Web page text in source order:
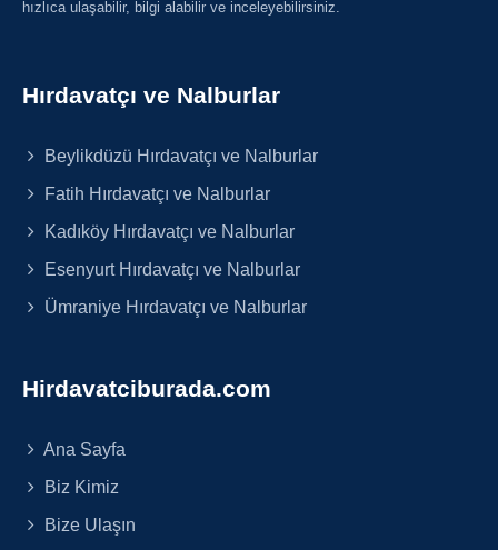
hızlıca ulaşabilir, bilgi alabilir ve inceleyebilirsiniz.
Hırdavatçı ve Nalburlar
Beylikdüzü Hırdavatçı ve Nalburlar
Fatih Hırdavatçı ve Nalburlar
Kadıköy Hırdavatçı ve Nalburlar
Esenyurt Hırdavatçı ve Nalburlar
Ümraniye Hırdavatçı ve Nalburlar
Hirdavatciburada.com
Ana Sayfa
Biz Kimiz
Bize Ulaşın